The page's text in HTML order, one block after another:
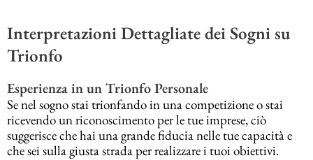
Interpretazioni Dettagliate dei Sogni su
Trionfo
Esperienza in un Trionfo Personale
Se nel sogno stai trionfando in una competizione o stai
ricevendo un riconoscimento per le tue imprese, ciò
suggerisce che hai una grande fiducia nelle tue capacità e
che sei sulla giusta strada per realizzare i tuoi obiettivi.